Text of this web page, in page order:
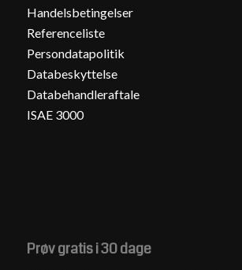
Handelsbetingelser
Referenceliste
Persondatapolitik
Databeskyttelse
Databehandleraftale
ISAE 3000
Prøv gratis i 30 dage